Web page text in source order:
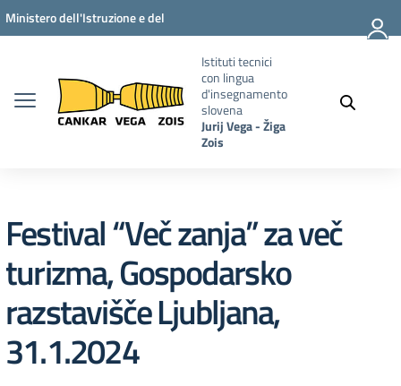
Vai ai contenuti
Vai al menu di navigazione
Vai al footer
Ministero dell'Istruzione e del
Istituti tecnici
con lingua
d'insegnamento
slovena
Jurij Vega - Žiga
Zois
Festival “Več zanja” za več
turizma, Gospodarsko
razstavišče Ljubljana,
31.1.2024